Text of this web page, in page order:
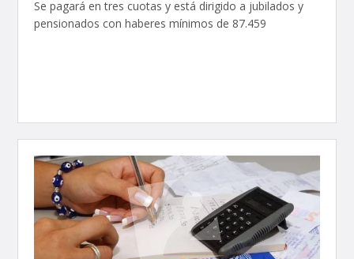
Se pagará en tres cuotas y está dirigido a jubilados y
pensionados con haberes mínimos de 87.459